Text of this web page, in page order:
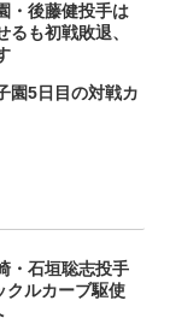
・後藤健投手は
も初戦敗退、
園5日目の対戦カ
・石垣聡志投手
クルカーブ駆使